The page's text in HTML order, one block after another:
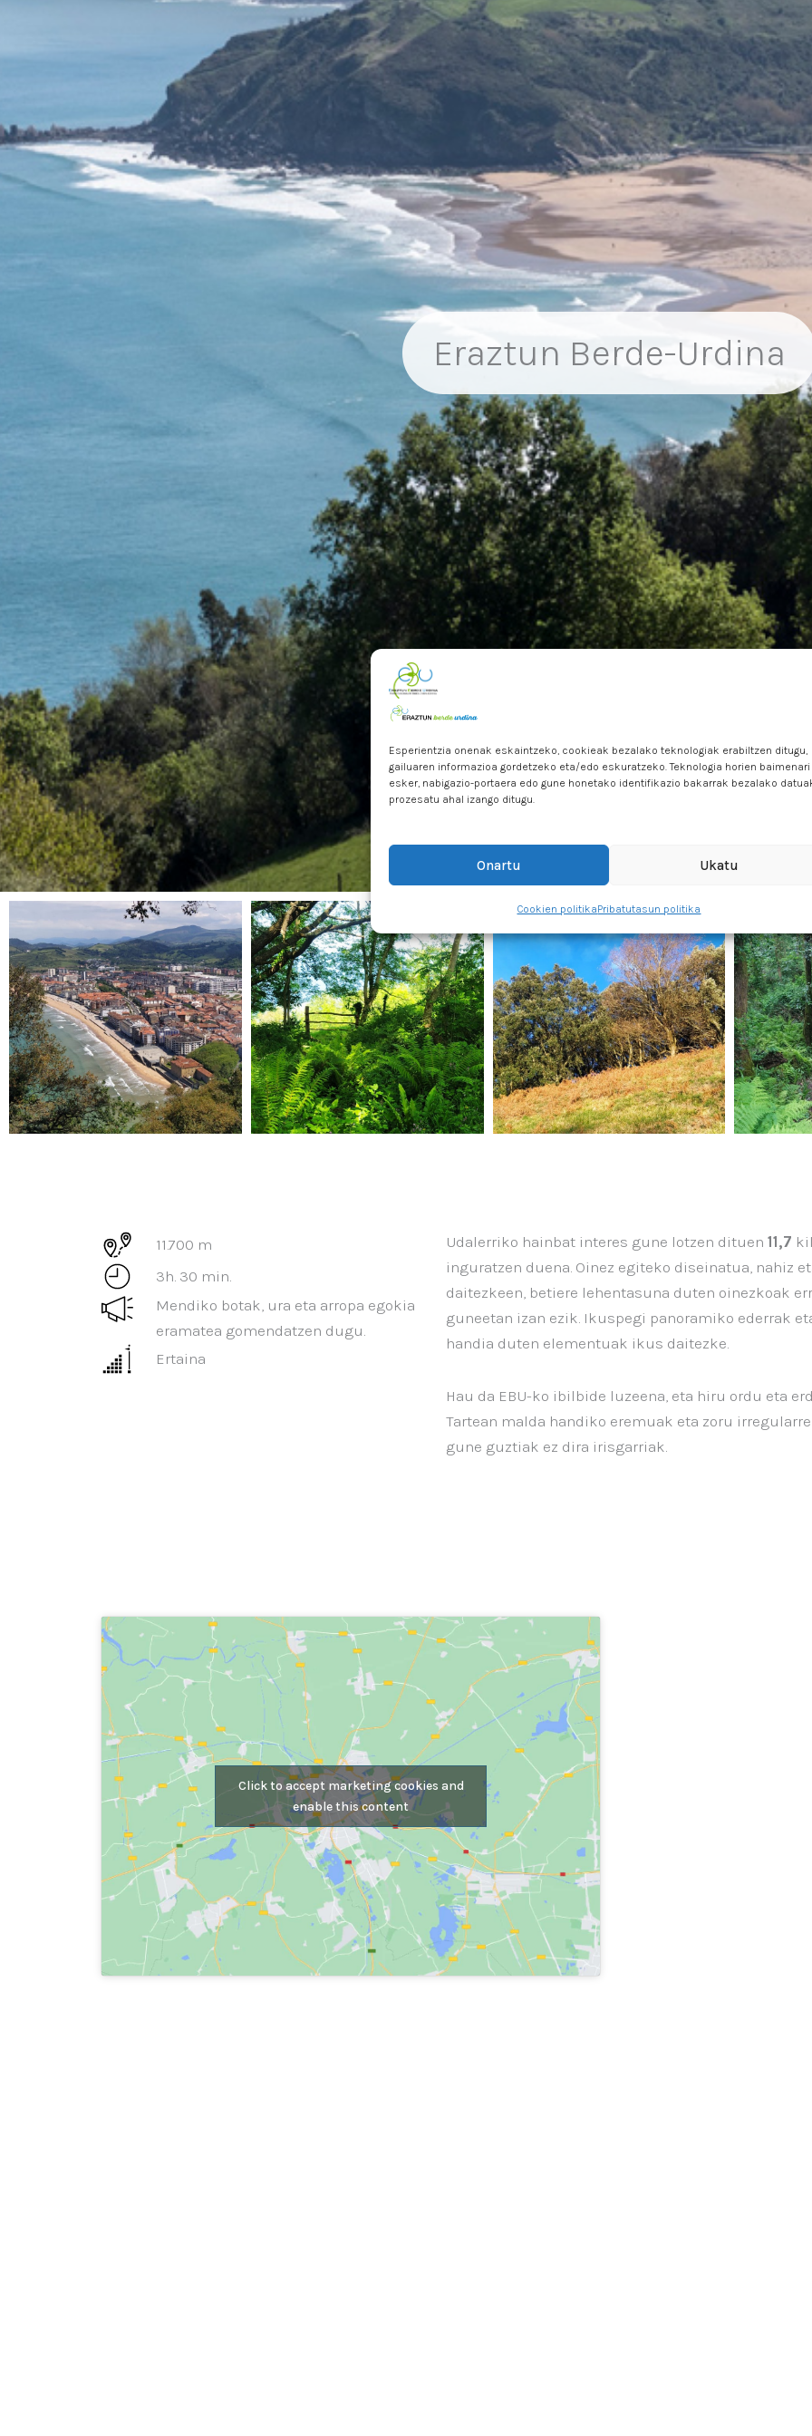
Esperientzia onenak eskaintzeko, cookieak bezalako teknologiak erabiltzen ditugu,
gailuaren informazioa gordetzeko eta/edo eskuratzeko. Teknologia horien baimenari
esker, nabigazio-portaera edo gune honetako identifikazio bakarrak bezalako
prozesatu ahal izango ditugu.
Onartu Ukatu
Cookien politikaPribatutasun politika
Eraztun Berde-Urdina
11.700 m
3h. 30 min.
Mendiko botak, ura eta arropa egokia
eramatea gomendatzen dugu.
Ertaina
Udalerriko hainbat interes gune lotzen dituen 11,7
inguratzen duena. Oinez egiteko diseinatua, nahiz
daitezkeen, betiere lehentasuna duten oinezkoak
guneetan izan ezik. Ikuspegi panoramiko ederrak
handia duten elementuak ikus daitezke.
Hau da EBU-ko ibilbide luzeena, eta hiru ordu eta
Tartean malda handiko eremuak eta zoru
gune guztiak ez dira irisgarriak.
Click to accept marketing cookies and
enable this content